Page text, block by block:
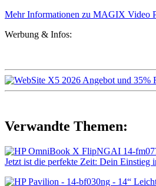
Mehr Informationen zu MAGIX Video
Werbung & Infos:
Verwandte Themen:
Jetzt ist die perfekte Zeit: Dein